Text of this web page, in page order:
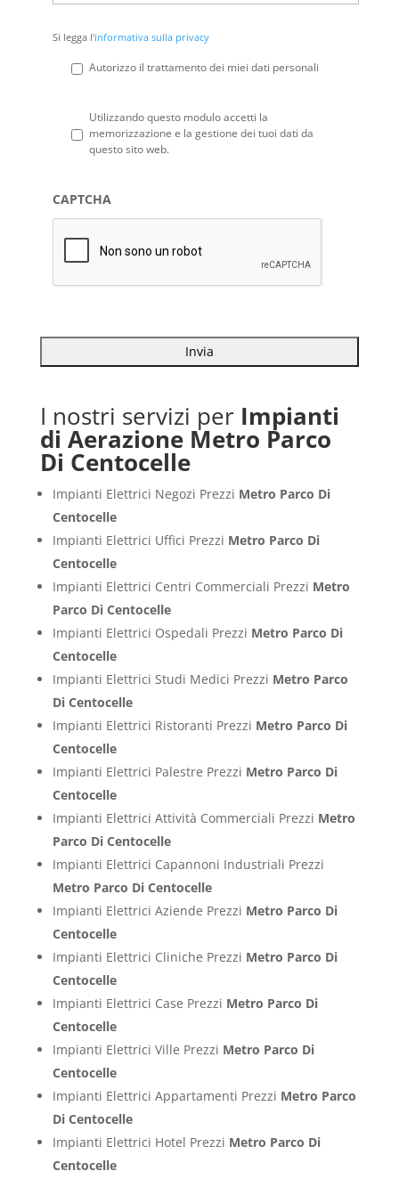
Si
legga
l'informativa
Si legga l'informativa sulla privacy
Autorizzo il trattamento dei miei dati personali
Privacy *
Utilizzando questo modulo accetti la
memorizzazione e la gestione dei tuoi dati da
questo sito web.
CAPTCHA
I nostri servizi per Impianti
di Aerazione Metro Parco
Di Centocelle
Impianti Elettrici Negozi Prezzi Metro Parco Di
Centocelle
Impianti Elettrici Uffici Prezzi Metro Parco Di
Centocelle
Impianti Elettrici Centri Commerciali Prezzi Metro
Parco Di Centocelle
Impianti Elettrici Ospedali Prezzi Metro Parco Di
Centocelle
Impianti Elettrici Studi Medici Prezzi Metro Parco
Di Centocelle
Impianti Elettrici Ristoranti Prezzi Metro Parco Di
Centocelle
Impianti Elettrici Palestre Prezzi Metro Parco Di
Centocelle
Impianti Elettrici Attività Commerciali Prezzi Metro
Parco Di Centocelle
Impianti Elettrici Capannoni Industriali Prezzi
Metro Parco Di Centocelle
Impianti Elettrici Aziende Prezzi Metro Parco Di
Centocelle
Impianti Elettrici Cliniche Prezzi Metro Parco Di
Centocelle
Impianti Elettrici Case Prezzi Metro Parco Di
Centocelle
Impianti Elettrici Ville Prezzi Metro Parco Di
Centocelle
Impianti Elettrici Appartamenti Prezzi Metro Parco
Di Centocelle
Impianti Elettrici Hotel Prezzi Metro Parco Di
Centocelle